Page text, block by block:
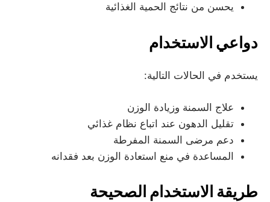
يحسن من نتائج الحمية الغذائية
دواعي الاستخدام
يستخدم في الحالات التالية:
علاج السمنة وزيادة الوزن
تقليل الدهون عند اتباع نظام غذائي
دعم مرضى السمنة المفرطة
المساعدة في منع استعادة الوزن بعد فقدانه
طريقة الاستخدام الصحيحة